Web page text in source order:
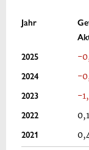
Jahr
2025
-
2024 -
2023 -
2022
2021